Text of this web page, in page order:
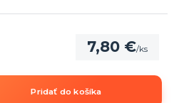
7,80 €/ks
Pridať do košíka